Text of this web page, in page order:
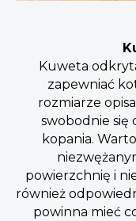
Kuweta
zapewniać
rozmiarze
swobodnie się
kopania.
powierzchnię i
również
powinna mieć